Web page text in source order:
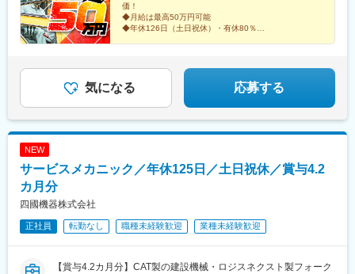
価！
◆月給は最高50万円可能
◆年休126日（土日祝休）・有休80％
の両立を実現！
気になる 応募する
NEW
サービスメカニック／年休125日／土日祝休／賞与4.2
カ月分
四國機器株式会社
正社員 転勤なし 職種未経験歓迎 業種未経験歓迎
【賞与4.2カ月分】CAT製の建設機械・ロジスネクスト製フォーク